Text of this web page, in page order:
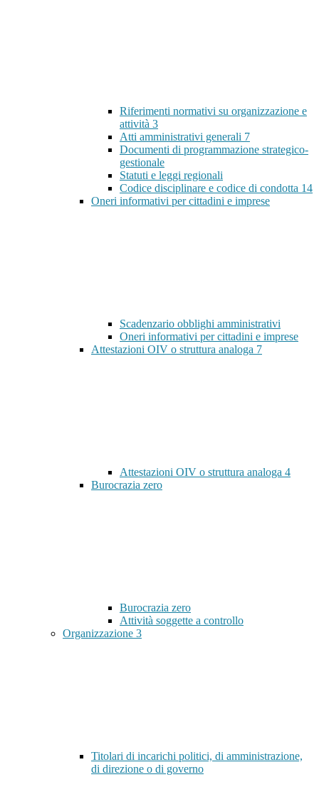
Riferimenti normativi su organizzazione e
attività 3
Atti amministrativi generali 7
Documenti di programmazione strategico-
gestionale
Statuti e leggi regionali
Codice disciplinare e codice di condotta 14
Oneri informativi per cittadini e imprese
Scadenzario obblighi amministrativi
Oneri informativi per cittadini e imprese
Attestazioni OIV o struttura analoga 7
Attestazioni OIV o struttura analoga 4
Burocrazia zero
Burocrazia zero
Attività soggette a controllo
Organizzazione 3
Titolari di incarichi politici, di amministrazione,
di direzione o di governo